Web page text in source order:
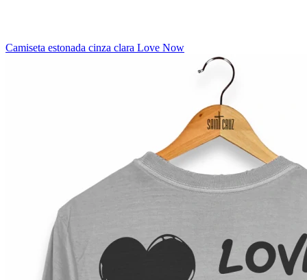
Camiseta estonada cinza clara Love Now